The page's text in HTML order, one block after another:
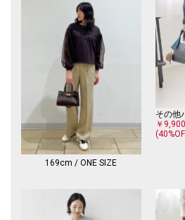
-------------------------------------
※生産状況により店舗にて販売する場合も
※【着丈】こちらの商品は肩から一番高い
めご留意下さい。
※製品の特性上、洗濯の後に縮みや型崩れ
でご留意ください。
※撮影環境により商品の色味が異なって見
お色味は、物撮り画像をご参考にしてくださ
※末永く愛用頂く為に、アテンションタグ
取り扱いください。
実際の商品と仕様、加工、サイズが若干異
169cm / ONE SIZE
その他
￥9,900